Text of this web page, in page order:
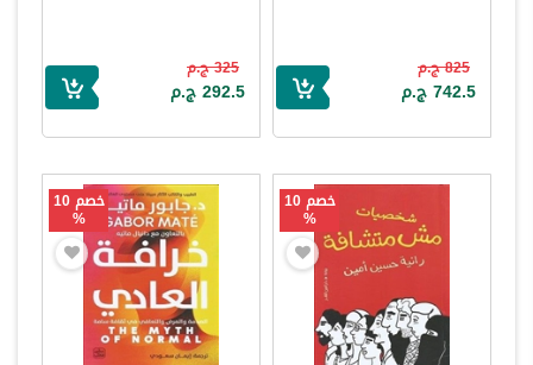
825 ج.م
742.5 ج.م
325 ج.م
292.5 ج.م
خصم 10
%
خصم 10
%